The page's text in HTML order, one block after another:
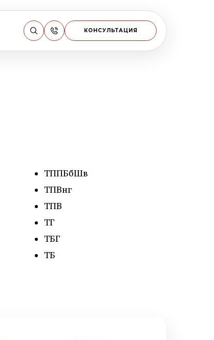
КОНСУЛЬТАЦИЯ
ТППБбШв
ТПВнг
ТПВ
ТГ
ТБГ
ТБ